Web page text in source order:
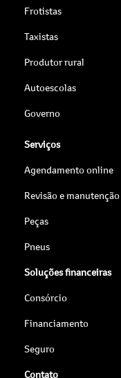
Frotistas
Taxistas
Produtor rural
Autoescolas
Governo
Serviços
Agendamento online
Revisão e manutenção
Peças
Pneus
Soluções financeiras
Consórcio
Financiamento
Seguro
Contato